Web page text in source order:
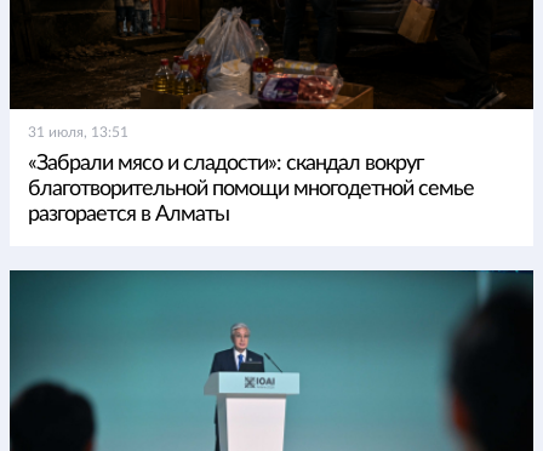
31 июля, 13:51
«Забрали мясо и сладости»: скандал вокруг
благотворительной помощи многодетной семье
разгорается в Алматы